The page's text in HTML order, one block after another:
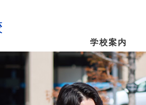
学校案内
校長からのメッセージ
キャンパスマップ
学習・教育システム
特別進学Ⅰコース
年間行事・制服紹介
進路指導
生徒募集要項